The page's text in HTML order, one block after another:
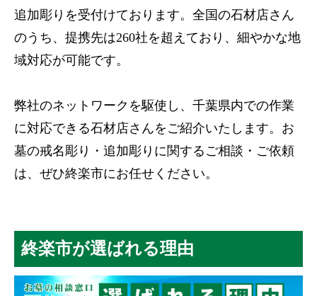
追加彫りを受付けております。全国の石材店さん
のうち、提携先は260社を超えており、細やかな地
域対応が可能です。
弊社のネットワークを駆使し、千葉県内での作業
に対応できる石材店さんをご紹介いたします。お
墓の戒名彫り・追加彫りに関するご相談・ご依頼
は、ぜひ終楽市にお任せください。
終楽市が選ばれる理由